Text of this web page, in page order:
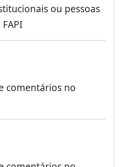
ou pessoas
comentários no